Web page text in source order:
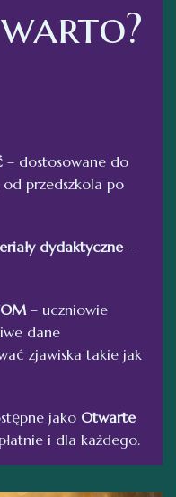
– dostosowane do
przedszkola po
dydaktyczne –
– uczniowie
dane
zjawiska takie jak
jako Otwarte
i dla każdego.